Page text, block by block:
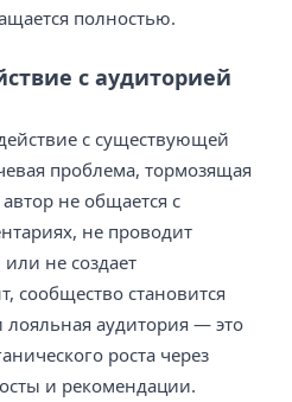
полностью.
с аудиторией
с существующей
проблема, тормозящая
не общается с
не проводит
не создает
сообщество становится
аудитория — это
роста через
и рекомендации.